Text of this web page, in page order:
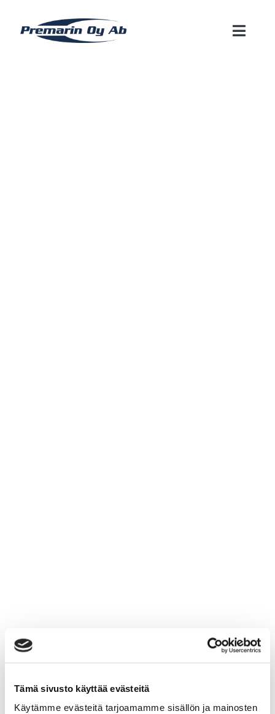
Tämä sivusto käyttää evästeitä
Käytämme evästeitä tarjoamamme sisällön ja mainosten